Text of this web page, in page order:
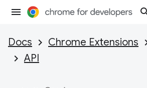
Docs Chrome Extensions
API